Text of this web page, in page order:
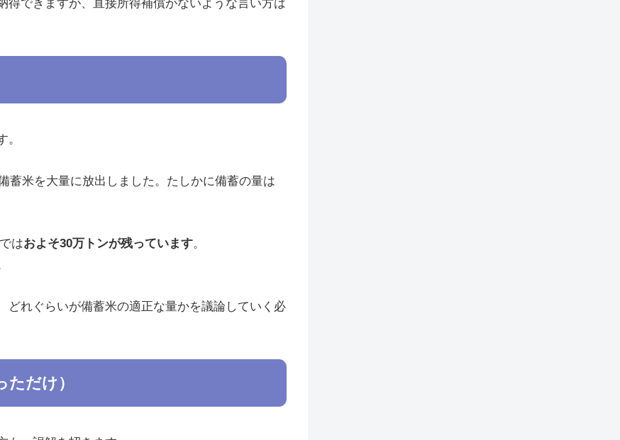
得できますが、直接所得補償がないような言い方は
蓄米を大量に放出しました。たしかに備蓄の量は
はおよそ30万トンが残っています。
どれぐらいが備蓄米の適正な量かを議論していく必
だけ）